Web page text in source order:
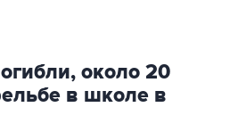
около 20
в школе в